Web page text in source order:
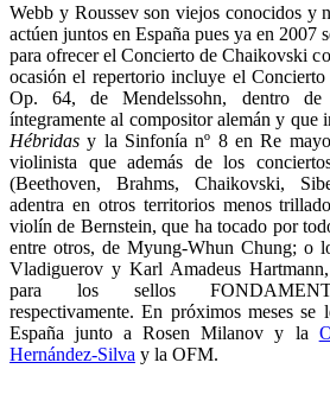
Webb y Roussev son viejos conocidos y
actúen juntos en España pues ya en 2007
para ofrecer el Concierto de Chaikovski
ocasión el repertorio incluye el
Op. 64, de Mendelssohn, dentro de
íntegramente al compositor alemán y que
Hébridas y la Sinfonía nº 8 en Re
violinista que además de los
(Beethoven, Brahms, Chaikovski,
adentra en otros territorios menos
violín de Bernstein, que ha tocado por
entre otros, de Myung-Whun Chung; o
Vladiguerov y Karl Amadeus
para los sellos
respectivamente. En próximos meses
España junto a Rosen Milanov y la
Hernández-Silva y la OFM.